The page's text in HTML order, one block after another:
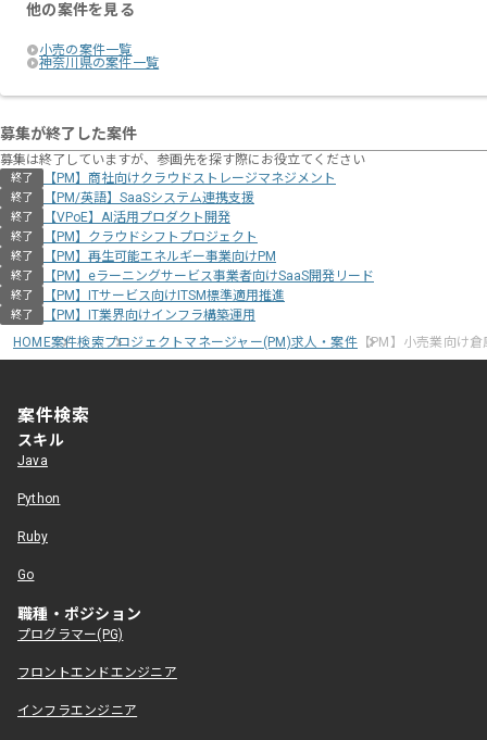
他の案件を見る
小売の案件一覧
神奈川県の案件一覧
募集が終了した案件
募集は終了していますが、参画先を探す際にお役立てください
終了 【PM】商社向けクラウドストレージマネジメント
終了 【PM/英語】SaaSシステム連携支援
終了 【VPoE】AI活用プロダクト開発
終了 【PM】クラウドシフトプロジェクト
終了 【PM】再生可能エネルギー事業向けPM
終了 【PM】eラーニングサービス事業者向けSaaS開発リード
終了 【PM】ITサービス向けITSM標準適用推進
終了
【PM】IT業界向けインフラ構築運用
HOME案件検索プロジェクトマネージャー(PM)求人・案件【PM】小売業向け
案件検索
スキル
Java
Python
Ruby
Go
職種・ポジション
プログラマー(PG)
フロントエンドエンジニア
インフラエンジニア